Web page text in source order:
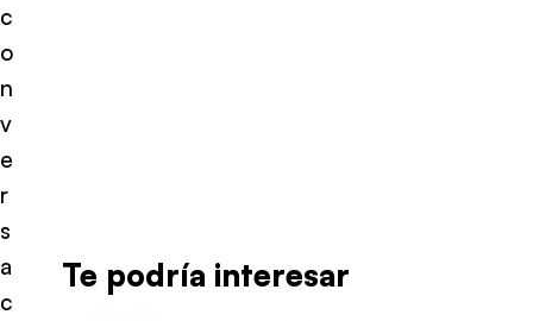
c
o
n
v
e
r
s
a
c
Te podría interesar